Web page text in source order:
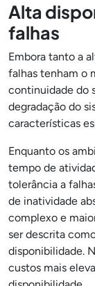
Alta
falhas
Embora tanto a
falhas tenham o
continuidade do
degradação do
características
Enquanto os
tempo de
tolerância a
de inatividade
complexo e
ser descrita
disponibilidade.
custos mais